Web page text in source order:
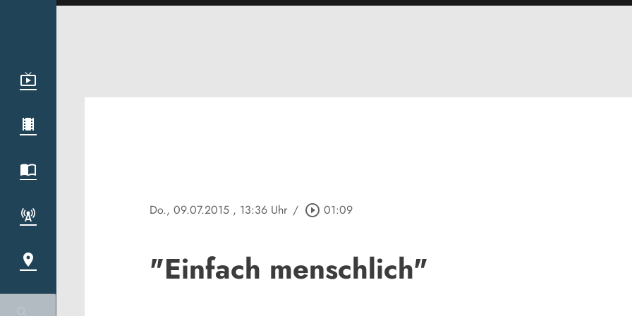
Do., 09.07.2015 , 13:36 Uhr / play_circle_outline 01:09
"Einfach menschlich"